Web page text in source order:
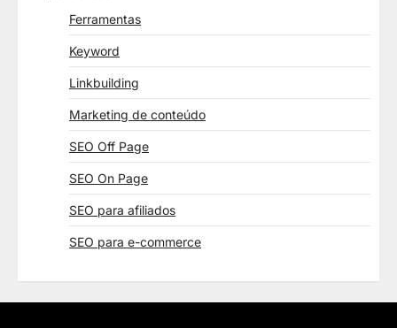
Ferramentas
Keyword
Linkbuilding
Marketing de conteúdo
SEO Off Page
SEO On Page
SEO para afiliados
SEO para e-commerce